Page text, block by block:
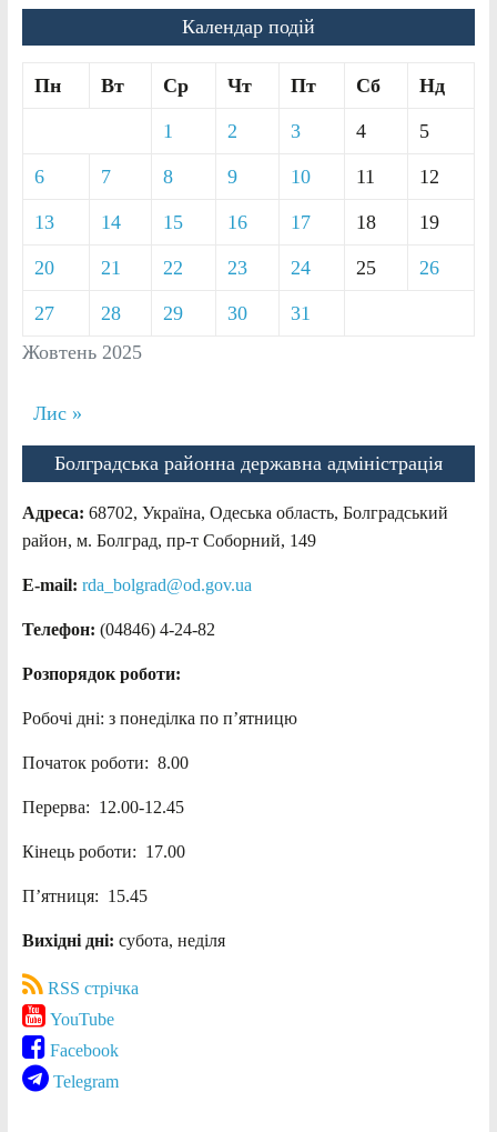
Календар подій
Жовтень 2025
Пн Вт Ср Чт Пт Сб Нд
1 2 3 4 5
6 7 8 9 10 11 12
13 14 15 16 17 18 19
20 21 22 23 24 25 26
27 28 29 30 31
Лис »
Болградська районна державна адміністрація
Адреса: 68702, Україна, Одеська область, Болградський
район, м. Болград, пр-т Соборний, 149
E-mail: rda_bolgrad@od.gov.ua
Телефон: (04846) 4-24-82
Розпорядок роботи:
Робочі дні: з понеділка по п’ятницю
Початок роботи: 8.00
Перерва: 12.00-12.45
Кінець роботи: 17.00
П’ятниця: 15.45
Вихідні дні: субота, неділя
RSS стрічка
YouTube
Facebook
Telegram